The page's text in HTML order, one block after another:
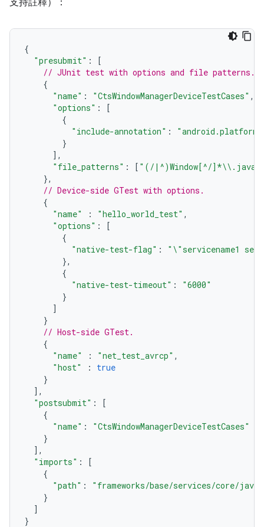
支持註釋）：
{
"presubmit" :
[
// JUnit test with options and file patterns.
{
"name" : "CtsWindowManagerDeviceTestCases" ,
"options" :
[
{
"include-annotation" :
}
],
"file_patterns" : [ "(/|^)Window[^/]*\\.java"
},
// Device-side GTest with options.
{
"name"
: "hello_world_test" ,
"options" :
[
{
"native-test-flag" :
"\"servicename1
},
{
"native-test-timeout" :
"6000"
}
]
}
// Host-side GTest.
{
"name"
: "net_test_avrcp" ,
"host"
:
true
}
],
"postsubmit" :
[
{
"name" :
"CtsWindowManagerDeviceTestCases"
}
],
"imports" :
[
{
"path" :
"frameworks/base/services/core/
}
]
}